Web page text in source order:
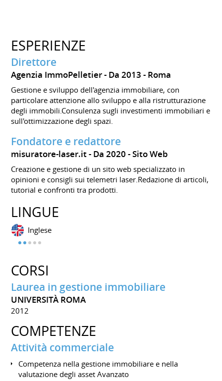
ESPERIENZE
Direttore
Agenzia ImmoPelletier Da 2013 Roma
Gestione e sviluppo dell'agenzia immobiliare, con
particolare attenzione allo sviluppo e alla ristrutturazione
degli immobili.Consulenza sugli investimenti immobiliari e
sull'ottimizzazione degli spazi.
Fondatore e redattore
misuratore-laser.it Da 2020 Sito Web
Creazione e gestione di un sito web specializzato in
opinioni e consigli sui telemetri laser.Redazione di articoli,
tutorial e confronti tra prodotti.
LINGUE
Inglese
CORSI
Laurea in gestione immobiliare
UNIVERSITÀ ROMA
2012
COMPETENZE
Attività commerciale
Competenza nella gestione immobiliare e nella
valutazione degli asset Avanzato